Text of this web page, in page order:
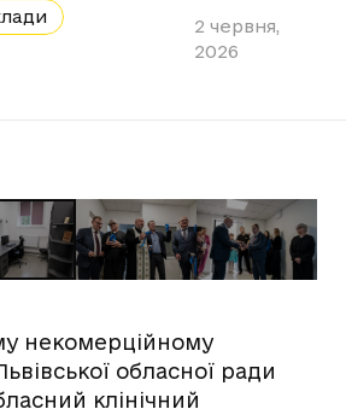
2 червня,
2026
некомерційному
обласної ради
клінічний